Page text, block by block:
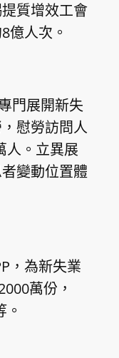
質增效工會
億人次。
門展開新失
慰勞訪問人
人。立異展
變動位置體
，為新失業
萬份，